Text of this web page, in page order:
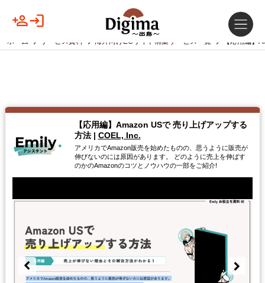
ホーム サービス資料 海外向けECサイト構築サービス一覧 【応用編】
【応用編】Amazon USで 売り上げアップする
方法 | COEL, Inc.
アメリカでAmazon販売を始めたものの、思うように販売が
伸びないのには原因があります。 どのように売上を伸ばす
のかのAmazonのコツとノウハウの一部をご紹介!